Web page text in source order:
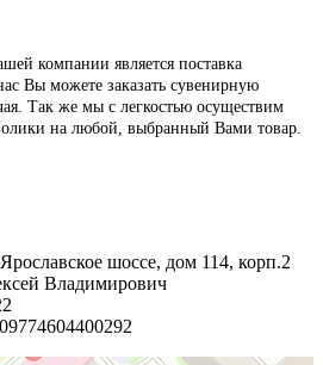
компании является поставка
Вы можете заказать сувенирную
Так же мы с легкостью осуществим
на любой, выбранный Вами товар.
шоссе, дом 114, корп.2
Владимирович